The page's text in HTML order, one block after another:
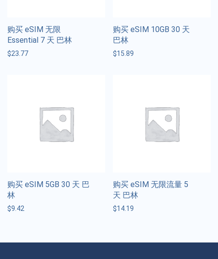
购买 eSIM 无限
Essential 7 天 巴林
$23.77
购买 eSIM 10GB 30 天
巴林
$15.89
购买 eSIM 5GB 30 天 巴
林
$9.42
购买 eSIM 无限流量 5
天 巴林
$14.19